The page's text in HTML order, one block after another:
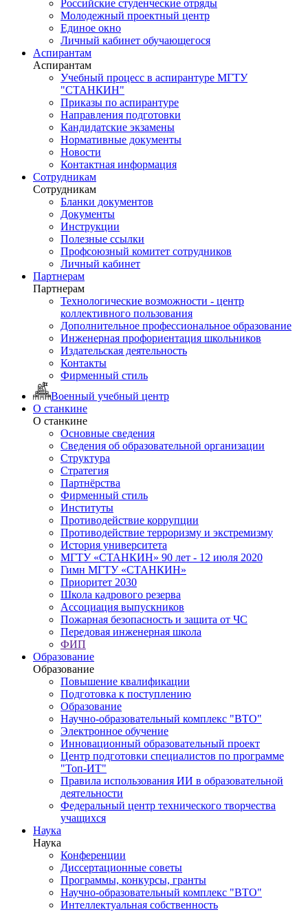
Российские студенческие отряды
Молодежный проектный центр
Единое окно
Личный кабинет обучающегося
Аспирантам
Аспирантам
Учебный процесс в аспирантуре МГТУ
"СТАНКИН"
Приказы по аспирантуре
Направления подготовки
Кандидатские экзамены
Нормативные документы
Новости
Контактная информация
Сотрудникам
Сотрудникам
Бланки документов
Документы
Инструкции
Полезные ссылки
Профсоюзный комитет сотрудников
Личный кабинет
Партнерам
Партнерам
Технологические возможности - центр
коллективного пользования
Дополнительное профессиональное образование
Инженерная профориентация школьников
Издательская деятельность
Контакты
Фирменный стиль
Военный учебный центр
О станкине
О станкине
Основные сведения
Сведения об образовательной организации
Структура
Стратегия
Партнёрства
Фирменный стиль
Институты
Противодействие коррупции
Противодействие терроризму и экстремизму
История университета
МГТУ «СТАНКИН» 90 лет - 12 июля 2020
Гимн МГТУ «СТАНКИН»
Приоритет 2030
Школа кадрового резерва
Ассоциация выпускников
Пожарная безопасность и защита от ЧС
Передовая инженерная школа
ФИП
Образование
Образование
Повышение квалификации
Подготовка к поступлению
Образование
Научно-образовательный комплекс "ВТО"
Электронное обучение
Инновационный образовательный проект
Центр подготовки специалистов по программе
"Топ-ИТ"
Правила использования ИИ в образовательной
деятельности
Федеральный центр технического творчества
учащихся
Наука
Наука
Конференции
Диссертационные советы
Программы, конкурсы, гранты
Научно-образовательный комплекс "ВТО"
Интеллектуальная собственность